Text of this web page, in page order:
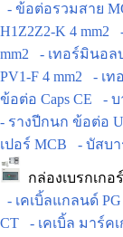
- ข้อต่อรวมสาย
H1Z2Z2-K 4 mm2
mm2
- เทอร์มินอล
PV1-F 4 mm2
- เท
ข้อต่อ Caps CE
-
- รางปีกนก ข้อต่อ
เปอร์ MCB
- บัสบ
กล่องเบรกเก
- เคเบิ้ลแกลนด์
CT
- เคเบิ้ล มาร์ค